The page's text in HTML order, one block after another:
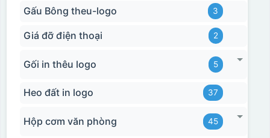
Gấu Bông theu-logo 3
Giá đỡ điện thoại 2
Gối in thêu logo 5
Heo đất in logo 37
Hộp cơm văn phòng 45